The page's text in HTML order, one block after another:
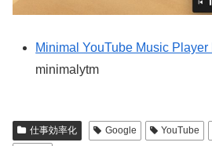
Minimal YouTube Music
minimalytm
仕事効率化 Google YouTube